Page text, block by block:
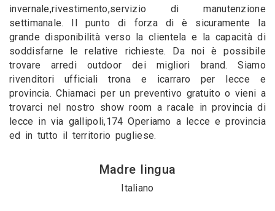
invernale,rivestimento,servizio di manutenzione
settimanale. Il punto di forza di è sicuramente la
grande disponibilità verso la clientela e la capacità di
soddisfarne le relative richieste. Da noi è possibile
trovare arredi outdoor dei migliori brand. Siamo
rivenditori ufficiali trona e icarraro per lecce e
provincia. Chiamaci per un preventivo gratuito o vieni a
trovarci nel nostro show room a racale in provincia di
lecce in via gallipoli,174 Operiamo a lecce e provincia
ed in tutto il territorio pugliese.
Madre lingua
Italiano